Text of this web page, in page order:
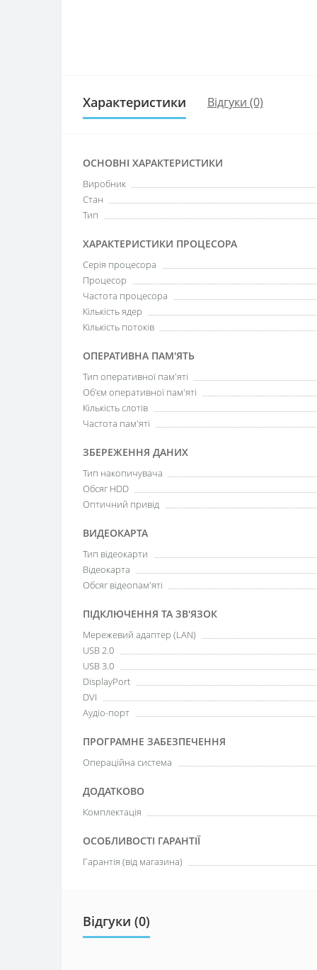
Характеристики Відгуки (0)
ОСНОВНІ ХАРАКТЕРИСТИКИ
Виробник
Стан
Тип
ХАРАКТЕРИСТИКИ ПРОЦЕСОРА
Серія процесора
Процесор
Частота процесора
Кількість ядер
Кількість потоків
ОПЕРАТИВНА ПАМ'ЯТЬ
Тип оперативної пам'яті
Об'єм оперативної пам'яті
Кількість слотів
Частота пам'яті
ЗБЕРЕЖЕННЯ ДАНИХ
Тип накопичувача
Обсяг HDD
Оптичний привід
ВИДЕОКАРТА
Тип відеокарти
Відеокарта
Обсяг відеопам'яті
ПІДКЛЮЧЕННЯ ТА ЗВ'ЯЗОК
Мережевий адаптер (LAN)
USB 2.0
USB 3.0
DisplayPort
DVI
Аудіо-порт
ПРОГРАМНЕ ЗАБЕЗПЕЧЕННЯ
Операційна система
ДОДАТКОВО
Комплектація
ОСОБЛИВОСТІ ГАРАНТІЇ
Гарантія (від магазина)
Відгуки (0)